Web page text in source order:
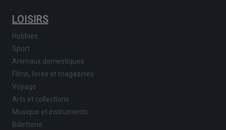
LOISIRS
Hobbies
Sport
Animaux domestiques
Films, livres et magazines
Voyage
Arts et collections
Musique et instruments
Billetterie